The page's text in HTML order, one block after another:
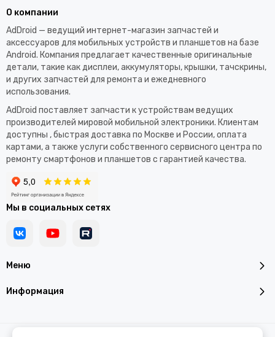
Меню
Информация
О компании
AdDroid — ведущий интернет-магазин запчастей и
аксессуаров для мобильных устройств и планшетов на базе
Android. Компания предлагает качественные оригинальные
детали, такие как дисплеи, аккумуляторы, крышки, тачскрины,
и других запчастей для ремонта и ежедневного
использования.​
AdDroid поставляет запчасти к устройствам ведущих
производителей мировой мобильной электроники. Клиентам
доступны , быстрая доставка по Москве и России, оплата
картами, а также услуги собственного сервисного центра по
ремонту смартфонов и планшетов с гарантией качества.
Мы в социальных сетях